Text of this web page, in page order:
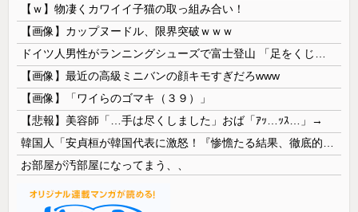
【ｗ】物凄くカワイイ子猫の取っ組み合い！
【画像】カップヌードル、限界突破ｗｗｗ
【画像】最近の高級ミニバンの顔キモすぎだろwww
【画像】「ワイらのゴマキ（３９）」
【悲報】美容師「…手は尽くしました」おば「ｱｯ…ｯｽ…」→
お部屋が汚部屋になってまう、、